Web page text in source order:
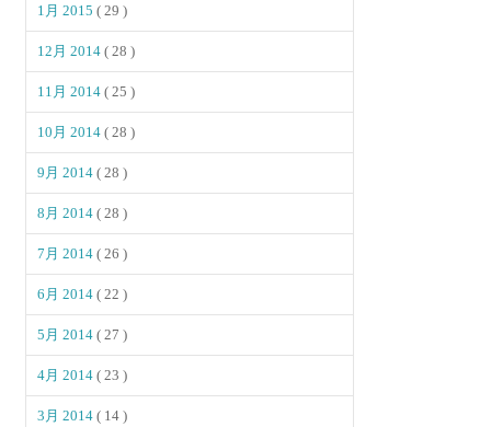
1月 2015( 29 )
12月 2014( 28 )
11月 2014( 25 )
10月 2014( 28 )
9月 2014( 28 )
8月 2014( 28 )
7月 2014( 26 )
6月 2014( 22 )
5月 2014( 27 )
4月 2014( 23 )
3月 2014( 14 )